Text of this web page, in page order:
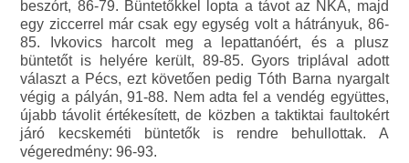
beszórt, 86-79. Büntetőkkel lopta a távot az NKA, majd
egy ziccerrel már csak egy egység volt a hátrányuk, 86-
85. Ivkovics harcolt meg a lepattanóért, és a plusz
büntetőt is helyére került, 89-85. Gyors triplával adott
választ a Pécs, ezt követően pedig Tóth Barna nyargalt
végig a pályán, 91-88. Nem adta fel a vendég együttes,
újabb távolit értékesített, de közben a taktiktai faultokért
járó kecskeméti büntetők is rendre behullottak. A
végeredmény: 96-93.